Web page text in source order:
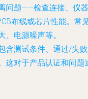
问题——检查连接、仪器
布线或芯片性能。常
、电源噪声等。
含测试条件、通过/失
这对于产品认证和问题